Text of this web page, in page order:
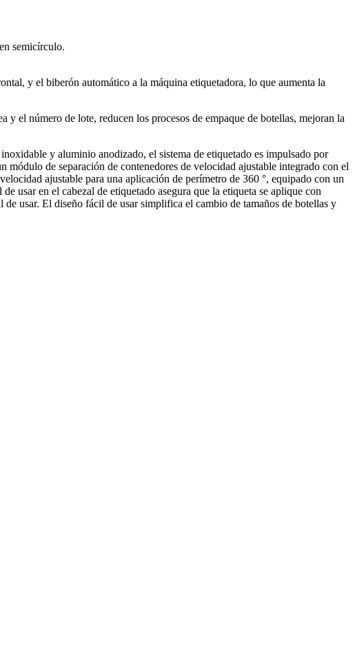
semicírculo.
y el biberón automático a la máquina etiquetadora, lo que aumenta la
el número de lote, reducen los procesos de empaque de botellas, mejoran la
y aluminio anodizado, el sistema de etiquetado es impulsado por
de separación de contenedores de velocidad ajustable integrado con el
ajustable para una aplicación de perímetro de 360 °, equipado con un
usar en el cabezal de etiquetado asegura que la etiqueta se aplique con
usar. El diseño fácil de usar simplifica el cambio de tamaños de botellas y